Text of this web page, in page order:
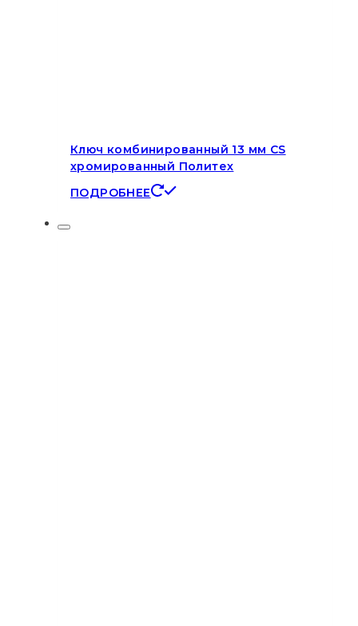
Ключ комбинированный 13 мм CS
хромированный Политех
ПОДРОБНЕЕ